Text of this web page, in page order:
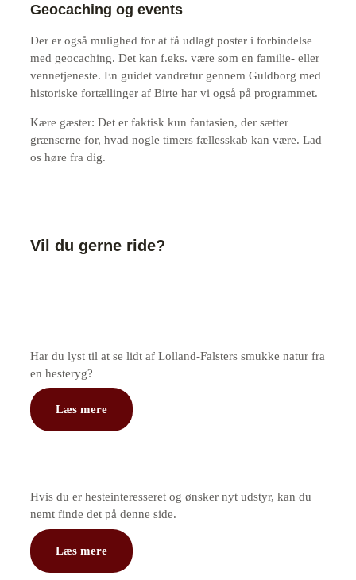
Geocaching og events
Der er også mulighed for at få udlagt poster i forbindelse
med geocaching. Det kan f.eks. være som en familie- eller
vennetjeneste. En guidet vandretur gennem Guldborg med
historiske fortællinger af Birte har vi også på programmet.
Kære gæster: Det er faktisk kun fantasien, der sætter
grænserne for, hvad nogle timers fællesskab kan være. Lad
os høre fra dig.
Vil du gerne ride?
Har du lyst til at se lidt af Lolland-Falsters smukke natur fra
en hesteryg?
Læs mere
Hvis du er hesteinteresseret og ønsker nyt udstyr, kan du
nemt finde det på denne side.
Læs mere